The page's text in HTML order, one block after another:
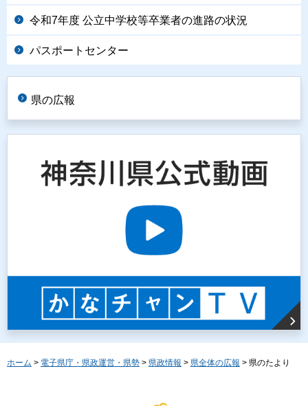
令和7年度 公立中学校等卒業者の進路の状況
パスポートセンター
県の広報
ホーム > 電子県庁・県政運営・県勢 > 県政情報 > 県全体の広報 > 県のたより